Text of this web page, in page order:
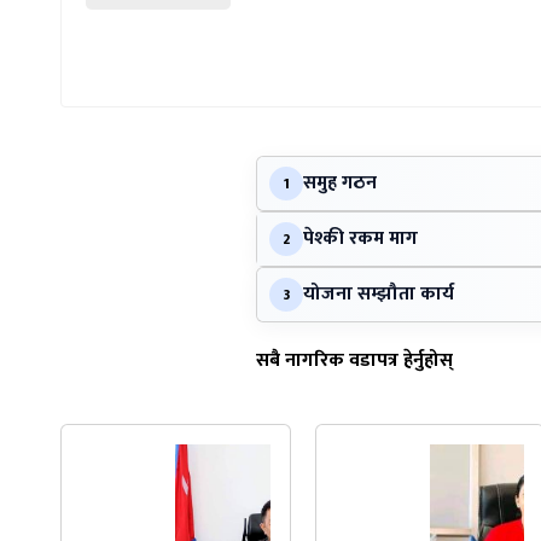
1 समुह गठन
2 पेश्की रकम माग
3 योजना सम्झौता कार्य
सबै नागरिक वडापत्र हेर्नुहोस्